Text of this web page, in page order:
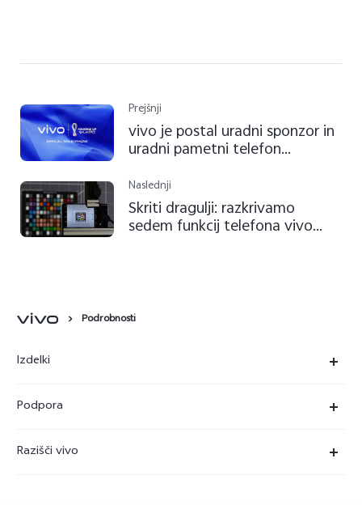
Prejšnji
vivo je postal uradni sponzor in
uradni pametni telefon
nogometu v Katarju 2022
Naslednji
Skriti dragulji: razkrivamo
sedem funkcij telefona vivo
Podrobnosti
Izdelki
Y36
Podpora
Razišči vivo